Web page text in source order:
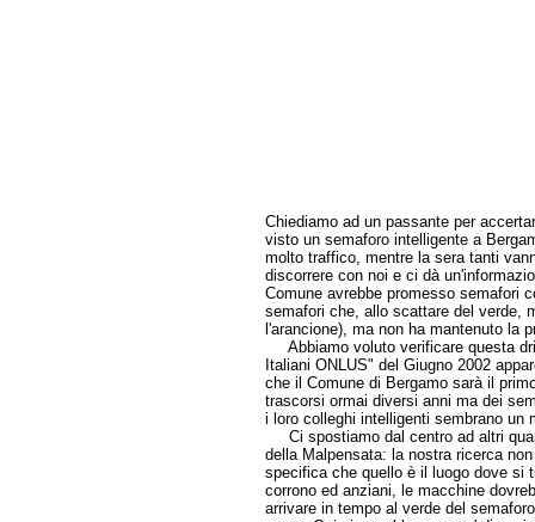
Chiediamo ad un passante per
visto un semaforo intelligente a
molto traffico, mentre la sera tanti
discorrere con noi e ci dà
Comune avrebbe promesso semafori
semafori che, allo scattare del verde,
l'arancione), ma non ha mantenuto la
Abbiamo voluto verificare questa
Italiani ONLUS" del Giugno 2002
che il Comune di Bergamo sarà il
trascorsi ormai diversi anni ma dei
i loro colleghi intelligenti sembrano un
Ci spostiamo dal centro ad altri
della Malpensata: la nostra ricerca
specifica che quello è il luogo dove si
corrono ed anziani, le macchine
arrivare in tempo al verde del